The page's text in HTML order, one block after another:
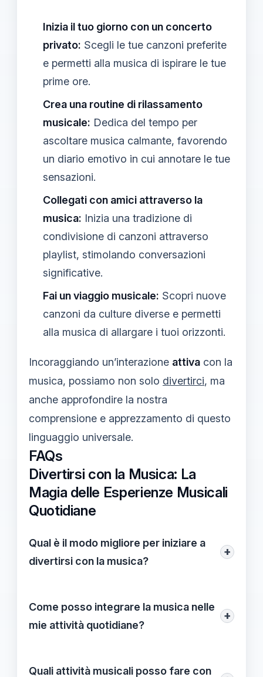
Inizia il tuo giorno con un concerto
privato: Scegli le tue canzoni preferite
e permetti alla musica di ispirare le tue
prime ore.
Crea una routine di rilassamento
musicale: Dedica del tempo per
ascoltare musica calmante, favorendo
un diario emotivo in cui annotare le tue
sensazioni.
Collegati con amici attraverso la
musica: Inizia una tradizione di
condivisione di canzoni attraverso
playlist, stimolando conversazioni
significative.
Fai un viaggio musicale: Scopri nuove
canzoni da culture diverse e permetti
alla musica di allargare i tuoi orizzonti.
Incoraggiando un’interazione attiva con la
musica, possiamo non solo divertirci, ma
anche approfondire la nostra
comprensione e apprezzamento di questo
linguaggio universale.
FAQs
Divertirsi con la Musica: La
Magia delle Esperienze Musicali
Quotidiane
Qual è il modo migliore per iniziare a
divertirsi con la musica?
+
playlist energica con le tue canzoni
preferite e ascoltarla ogni mattina. Questo
Come posso integrare la musica nelle
mie attività quotidiane?
+
svolgi le faccende domestiche, o persino
Quali attività musicali posso fare con